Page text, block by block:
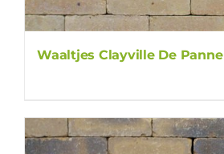
Waaltjes Clayville De Panne